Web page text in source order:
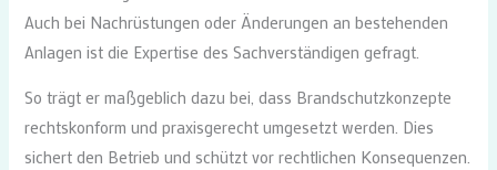
Auch bei Nachrüstungen oder Änderungen an bestehenden
Anlagen ist die Expertise des Sachverständigen gefragt.
So trägt er maßgeblich dazu bei, dass Brandschutzkonzepte
rechtskonform und praxisgerecht umgesetzt werden. Dies
sichert den Betrieb und schützt vor rechtlichen Konsequenzen.